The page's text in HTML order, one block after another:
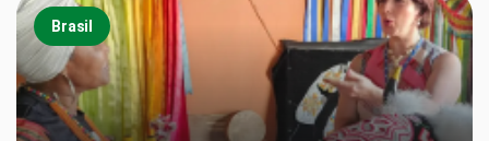
Brasil